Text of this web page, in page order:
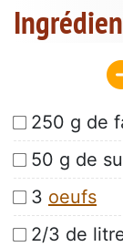
250 g de
50 g de
3 oeufs
2/3 de